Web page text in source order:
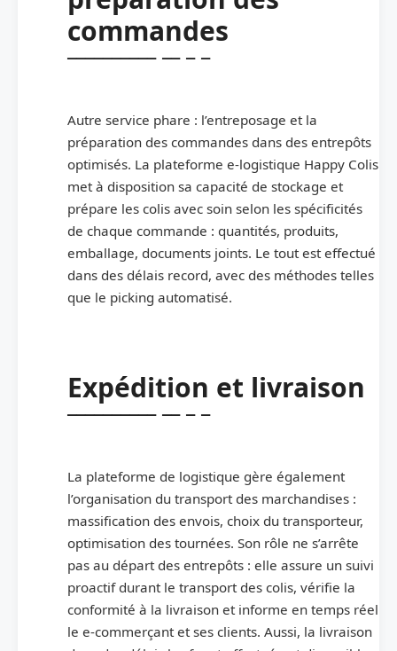
commandes
Autre service phare : l’entreposage et la
préparation des commandes dans des entrepôts
optimisés. La plateforme e-logistique Happy Colis
met à disposition sa capacité de stockage et
prépare les colis avec soin selon les spécificités
de chaque commande : quantités, produits,
emballage, documents joints. Le tout est effectué
dans des délais record, avec des méthodes telles
que le picking automatisé.
Expédition et livraison
La plateforme de logistique gère également
l’organisation du transport des marchandises :
massification des envois, choix du transporteur,
optimisation des tournées. Son rôle ne s’arrête
pas au départ des entrepôts : elle assure un suivi
proactif durant le transport des colis, vérifie la
conformité à la livraison et informe en temps réel
le e-commerçant et ses clients. Aussi, la livraison